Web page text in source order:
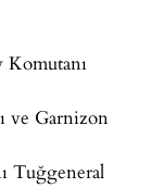
Komutanı
ve Garnizon
Tuğgeneral